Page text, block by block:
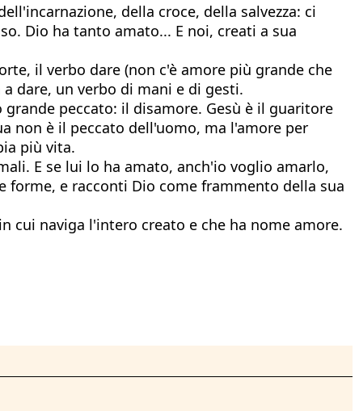
della croce, della salvezza: ci
Dio ha tanto amato... E noi, creati a sua
il verbo dare (non c'è amore più grande che
dare, un verbo di mani e di gesti.
peccato: il disamore. Gesù è il guaritore
non è il peccato dell'uomo, ma l'amore per
più vita.
E se lui lo ha amato, anch'io voglio amarlo,
forme, e racconti Dio come frammento della sua
cui naviga l'intero creato e che ha nome amore.